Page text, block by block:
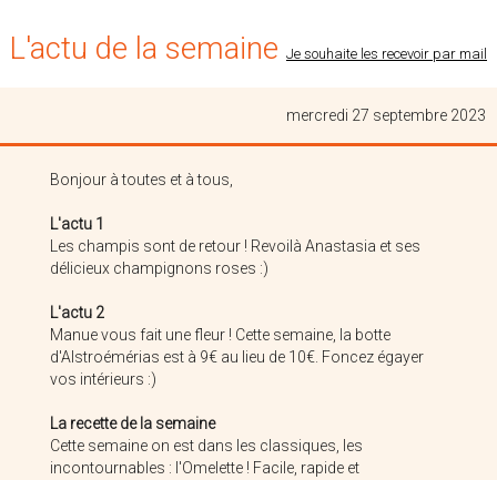
Pierre Vandevelde
L'or De Colza
L'actu de la semaine Je souhaite les recevoir par mail
mercredi 27 septembre 2023
Bonjour à toutes et à tous,
L'actu 1
Les champis sont de retour ! Revoilà Anastasia et ses
délicieux champignons roses :)
L'actu 2
Manue vous fait une fleur ! Cette semaine, la botte
d'Alstroémérias est à 9€ au lieu de 10€. Foncez égayer
vos intérieurs :)
La recette de la semaine
Cette semaine on est dans les classiques, les
incontournables : l'Omelette ! Facile, rapide et